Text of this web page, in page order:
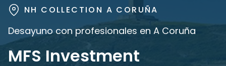
NH COLLECTION A CORUÑA
Desayuno con profesionales en A Coruña
MFS Investment